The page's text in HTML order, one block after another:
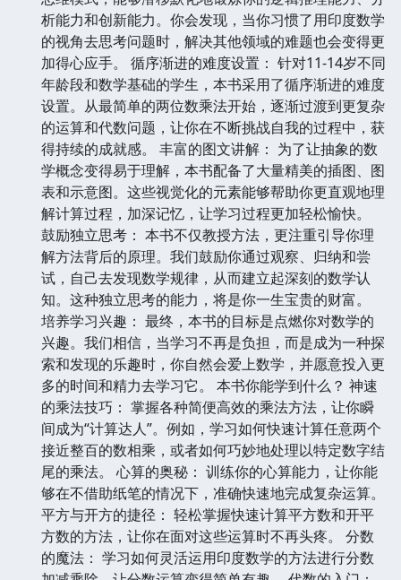
析能力和创新能力。你会发现，当你习惯了用印度数学
的视角去思考问题时，解决其他领域的难题也会变得更
加得心应手。 循序渐进的难度设置： 针对11-14岁不同
年龄段和数学基础的学生，本书采用了循序渐进的难度
设置。从最简单的两位数乘法开始，逐渐过渡到更复杂
的运算和代数问题，让你在不断挑战自我的过程中，获
得持续的成就感。 丰富的图文讲解： 为了让抽象的数
学概念变得易于理解，本书配备了大量精美的插图、图
表和示意图。这些视觉化的元素能够帮助你更直观地理
解计算过程，加深记忆，让学习过程更加轻松愉快。
鼓励独立思考： 本书不仅教授方法，更注重引导你理
解方法背后的原理。我们鼓励你通过观察、归纳和尝
试，自己去发现数学规律，从而建立起深刻的数学认
知。这种独立思考的能力，将是你一生宝贵的财富。
培养学习兴趣： 最终，本书的目标是点燃你对数学的
兴趣。我们相信，当学习不再是负担，而是成为一种探
索和发现的乐趣时，你自然会爱上数学，并愿意投入更
多的时间和精力去学习它。 本书你能学到什么？ 神速
的乘法技巧： 掌握各种简便高效的乘法方法，让你瞬
间成为“计算达人”。例如，学习如何快速计算任意两个
接近整百的数相乘，或者如何巧妙地处理以特定数字结
尾的乘法。 心算的奥秘： 训练你的心算能力，让你能
够在不借助纸笔的情况下，准确快速地完成复杂运算。
平方与开方的捷径： 轻松掌握快速计算平方数和开平
方数的方法，让你在面对这些运算时不再头疼。 分数
的魔法： 学习如何灵活运用印度数学的方法进行分数